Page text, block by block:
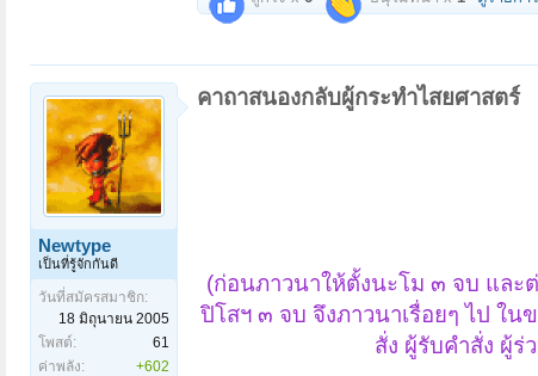
Newtype
เป็นที่รู้จักกันดี
วันที่สมัครสมาชิก:
18 มิถุนายน 2005
โพสต์:
61
ค่าพลัง:
+602
คาถาสนองกลับผู้กระทำไสยศาสตร์
(ก่อนภาวนาให้ตั้งนะโม ๓ จบ แล
ปิโสฯ ๓ จบ จึงภาวนาเรื่อยๆ ไป ใ
สั่ง ผู้รับคำสั่ง ผู้ร่